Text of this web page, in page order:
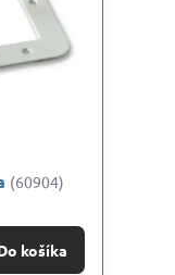
(60904)
košíka